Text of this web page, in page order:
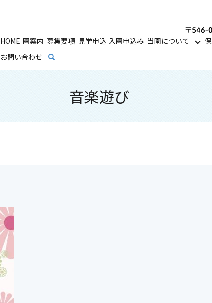
HOME 園案内 募集要項 見学申込 入園申込み 当園について
お問い合わせ
音楽遊び